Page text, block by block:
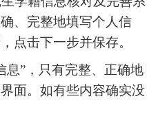
、完整地填写个人信
点击下一步并保存。
息” ，只有完整、正确地
面。如有些内容确实没